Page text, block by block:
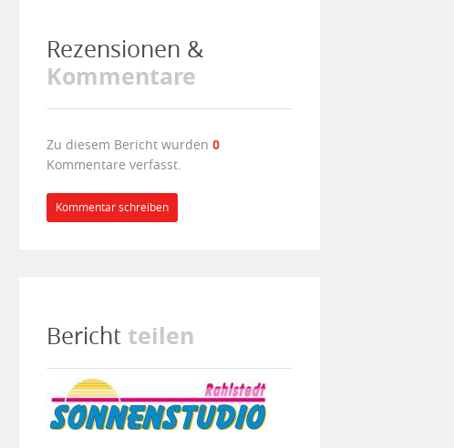
Rezensionen &
Kommentare
Zu diesem Bericht wurden 0
Kommentare verfasst.
Kommentar schreiben
Bericht teilen